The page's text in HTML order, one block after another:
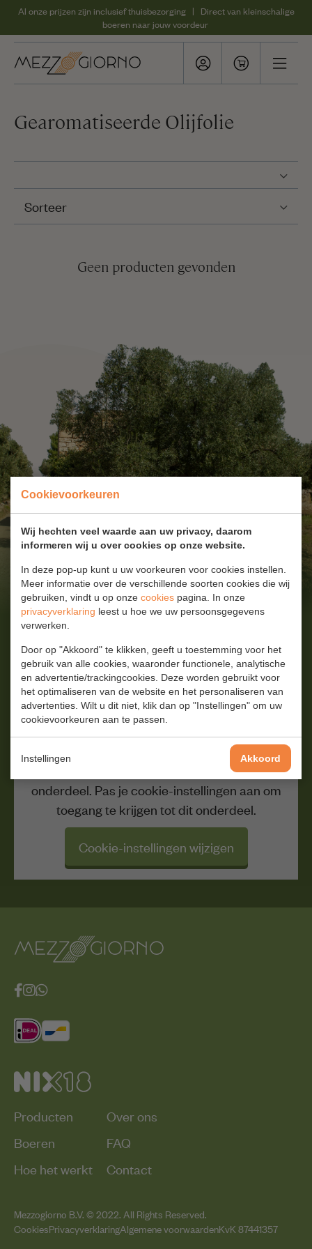
Al onze prijzen zijn inclusief thuisbezorging | Direct van kleinschalige
boeren naar jouw voordeur
Gearomatiseerde Olijfolie
Sorteer
Geen producten gevonden
Op de hoogte blijven van onze
producten en verhalen?
Schrijf je in voor onze nieuwsbrief en ontvang 5%
korting op je eerste bestelling.
Je huidige cookie-instellingen blokkeren dit
onderdeel. Pas je cookie-instellingen aan om
toegang te krijgen tot dit onderdeel.
Cookie-instellingen wijzigen
Producten
Boeren
Hoe het werkt
Over ons
FAQ
Contact
Mezzogiorno B.V. © 2022. All Rights Reserved.
CookiesPrivacyverklaringAlgemene voorwaardenKvK 87441357
Cookievoorkeuren
Wij hechten veel waarde aan uw privacy, daarom
informeren wij u over cookies op onze website.
In deze pop-up kunt u uw voorkeuren voor cookies instellen.
Meer informatie over de verschillende soorten cookies die wij
gebruiken, vindt u op onze cookies pagina. In onze
privacyverklaring leest u hoe we uw persoonsgegevens
verwerken.
Door op "Akkoord" te klikken, geeft u toestemming voor het
gebruik van alle cookies, waaronder functionele, analytische
en advertentie/trackingcookies. Deze worden gebruikt voor
het optimaliseren van de website en het personaliseren van
advertenties. Wilt u dit niet, klik dan op "Instellingen" om uw
cookievoorkeuren aan te passen.
Instellingen Akkoord